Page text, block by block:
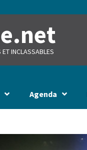
INCLASSABLES
Agenda